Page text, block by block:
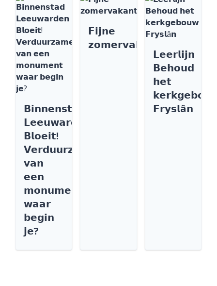
𝗕𝗶𝗻𝗻𝗲𝗻𝘀𝘁𝗮𝗱
𝗟𝗲𝗲𝘂𝘄𝗮𝗿𝗱𝗲𝗻
𝗕𝗹𝗼𝗲𝗶𝘁!
𝗩𝗲𝗿𝗱𝘂𝘂𝗿𝘇𝗮𝗺𝗲𝗻
𝘃𝗮𝗻
𝗲𝗲𝗻
𝗺𝗼𝗻𝘂𝗺𝗲𝗻𝘁
𝘄𝗮𝗮𝗿
𝗯𝗲𝗴𝗶𝗻
𝗷𝗲?
𝗙𝗶𝗷𝗻𝗲
𝘇𝗼𝗺𝗲𝗿𝘃𝗮𝗸𝗮𝗻𝘁𝗶𝗲
𝗟𝗲𝗲𝗿𝗹𝗶𝗷𝗻
𝗕𝗲𝗵𝗼𝘂𝗱
𝗵𝗲𝘁
𝗙𝗿𝘆𝘀𝗹â𝗻